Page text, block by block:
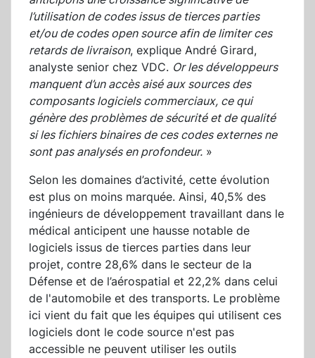
l’utilisation de codes issus de tierces parties
et/ou de codes open source afin de limiter ces
retards de livraison, explique André Girard,
analyste senior chez VDC. Or les développeurs
manquent d’un accès aisé aux sources des
composants logiciels commerciaux, ce qui
génère des problèmes de sécurité et de qualité
si les fichiers binaires de ces codes externes ne
sont pas analysés en profondeur. »
Selon les domaines d’activité, cette évolution
est plus on moins marquée. Ainsi, 40,5% des
ingénieurs de développement travaillant dans le
médical anticipent une hausse notable de
logiciels issus de tierces parties dans leur
projet, contre 28,6% dans le secteur de la
Défense et de l’aérospatial et 22,2% dans celui
de l'automobile et des transports. Le problème
ici vient du fait que les équipes qui utilisent ces
logiciels dont le code source n'est pas
accessible ne peuvent utiliser les outils